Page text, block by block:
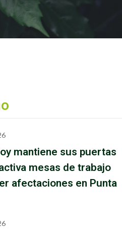
mantiene sus puertas
mesas de trabajo
afectaciones en Punta